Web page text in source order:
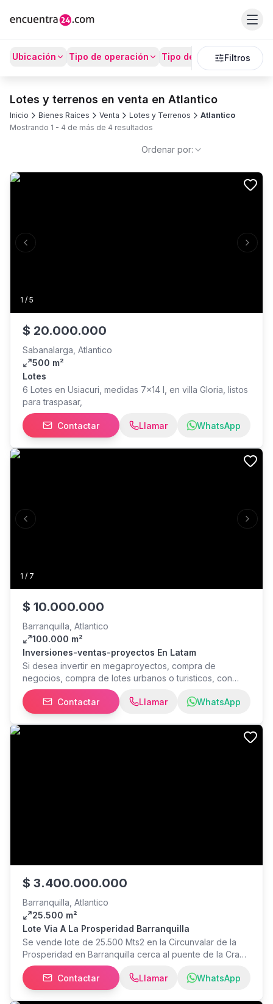
Ubicación Tipo de operación Tipo de Propiedad
Filtros
Lotes y terrenos en venta en Atlantico
Inicio Bienes Raíces Venta Lotes y Terrenos
Atlantico
Mostrando 1 - 4 de más de 4 resultados
Ordenar por:
1 / 5
Previous slide Next
$ 20.000.000
Sabanalarga, Atlantico
500 m²
Lotes
6 Lotes en Usiacuri, medidas 7x14 l, en villa Gloria, listos
para traspasar,
Contactar Llamar WhatsApp
1 / 7
Previous slide Next
$ 10.000.000
Barranquilla, Atlantico
100.000 m²
Inversiones-ventas-proyectos En Latam
Si desea invertir en megaproyectos, compra de
negocios, compra de lotes urbanos o turisticos, con
gusto envienos su requerimiento, opciones en Panama,
Peru, Colombia, Republica Dominicana.
Contactar Llamar WhatsApp
$ 3.400.000.000
Barranquilla, Atlantico
25.500 m²
Lote Via A La Prosperidad Barranquilla
Se vende lote de 25.500 Mts2 en la Circunvalar de la
Prosperidad en Barranquilla cerca al puente de la Cra
38, dcts al dia, ideal para bodegas o centro logistico.
Valor millones.Contactar Llamar WhatsApp